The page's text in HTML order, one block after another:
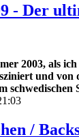
- Der
2003, als
und
schwedischen
/